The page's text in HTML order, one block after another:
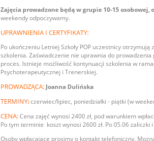
Zajęcia prowadzone będą w grupie 10-15 osobowej,
weekendy odpoczywamy.
UPRAWNIENIA I CERTYFIKATY:
Po ukończeniu Letniej Szkoły POP uczestnicy
szkolenia. Zaświadczenie nie uprawnia do
proces. Istnieje możliwość kontynuacji szkolenia w
Psychoterapeutycznej i Trenerskiej.
PROWADZĄCA: Joanna Dulińska
TERMINY:czerwiec/lipiec, poniedziałki - piątki (w
CENA:Cena zajęć wynosi 2400 zł, pod warunkiem
Po tym terminie koszt wynosi 2600 zł. Po 05.06 zaliczki
Osoby wpłacające prosimy o kontakt telefoniczny.